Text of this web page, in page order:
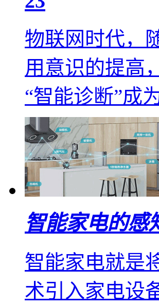
物联网时代，
用意识的提高
“智能诊断”成
智能家电的
智能家电就是
术引入家电设